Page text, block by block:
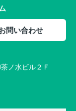
問い合わせ
ノ水ビル２Ｆ